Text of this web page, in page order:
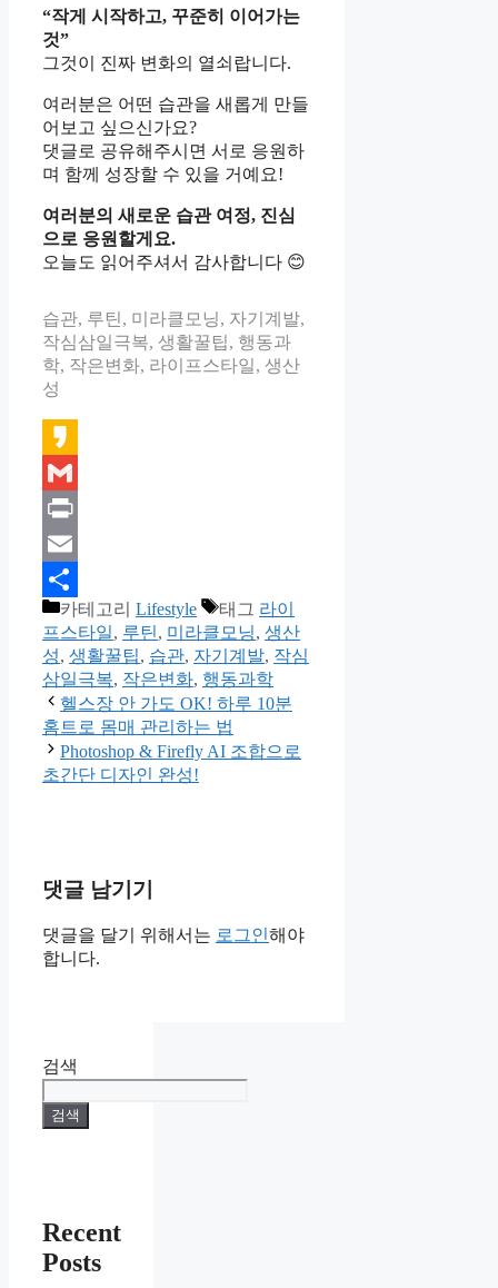
“작게 시작하고, 꾸준히 이어가는
것”
그것이 진짜 변화의 열쇠랍니다.
여러분은 어떤 습관을 새롭게 만들
어보고 싶으신가요?
댓글로 공유해주시면 서로 응원하
며 함께 성장할 수 있을 거예요!
여러분의 새로운 습관 여정, 진심
으로 응원할게요.
오늘도 읽어주셔서 감사합니다 😊
습관, 루틴, 미라클모닝, 자기계발,
작심삼일극복, 생활꿀팁, 행동과
학, 작은변화, 라이프스타일, 생산
성
Kakao
Gmail
Print
Email
Share카테고리 Lifestyle 태그 라이
프스타일, 루틴, 미라클모닝, 생산
성, 생활꿀팁, 습관, 자기계발, 작심
삼일극복, 작은변화, 행동과학
헬스장 안 가도 OK! 하루 10분
홈트로 몸매 관리하는 법
Photoshop & Firefly AI 조합으로
초간단 디자인 완성!
댓글 남기기
댓글을 달기 위해서는 로그인해야
합니다.
검색
검색
Recent
Posts